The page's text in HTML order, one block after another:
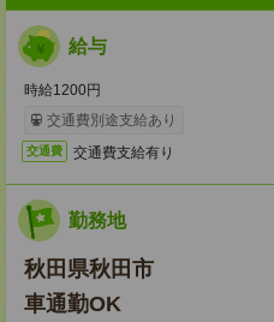
給与
時給1200円
交通費別途支給あり
交通費 交通費支給有り
勤務地
秋田県秋田市
車通勤OK